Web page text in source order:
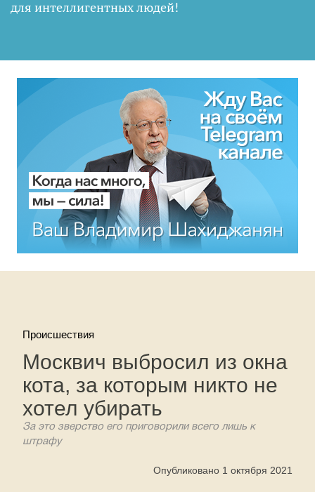
для интеллигентных людей!
Происшествия
Москвич выбросил из окна
кота, за которым никто не
хотел убирать
За это зверство его приговорили всего лишь к
штрафу
Опубликовано 1 октября 2021